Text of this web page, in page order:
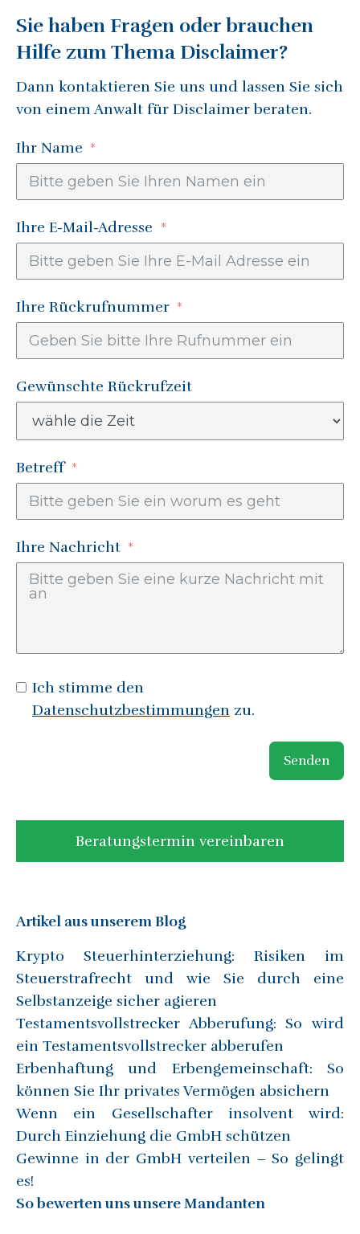
Sie haben Fragen oder brauchen
Hilfe zum Thema Disclaimer?
Dann kontaktieren Sie uns und lassen Sie sich
von einem Anwalt für Disclaimerberaten.
Ihr Name
Ihre E-Mail-Adresse
Ihre Rückrufnummer
Gewünschte Rückrufzeit
Betreff
Ihre Nachricht
Ich stimme den
Datenschutzbestimmungen zu.
Senden
Beratungstermin vereinbaren
Artikel aus unserem Blog
Krypto Steuerhinterziehung: Risiken im
Steuerstrafrecht und wie Sie durch eine
Selbstanzeige sicher agieren
Testamentsvollstrecker Abberufung: So wird
ein Testamentsvollstrecker abberufen
Erbenhaftung und Erbengemeinschaft: So
können Sie Ihr privates Vermögen absichern
Wenn ein Gesellschafter insolvent wird:
Durch Einziehung die GmbH schützen
Gewinne in der GmbH verteilen – So gelingt
es!
So bewerten uns unsere Mandanten